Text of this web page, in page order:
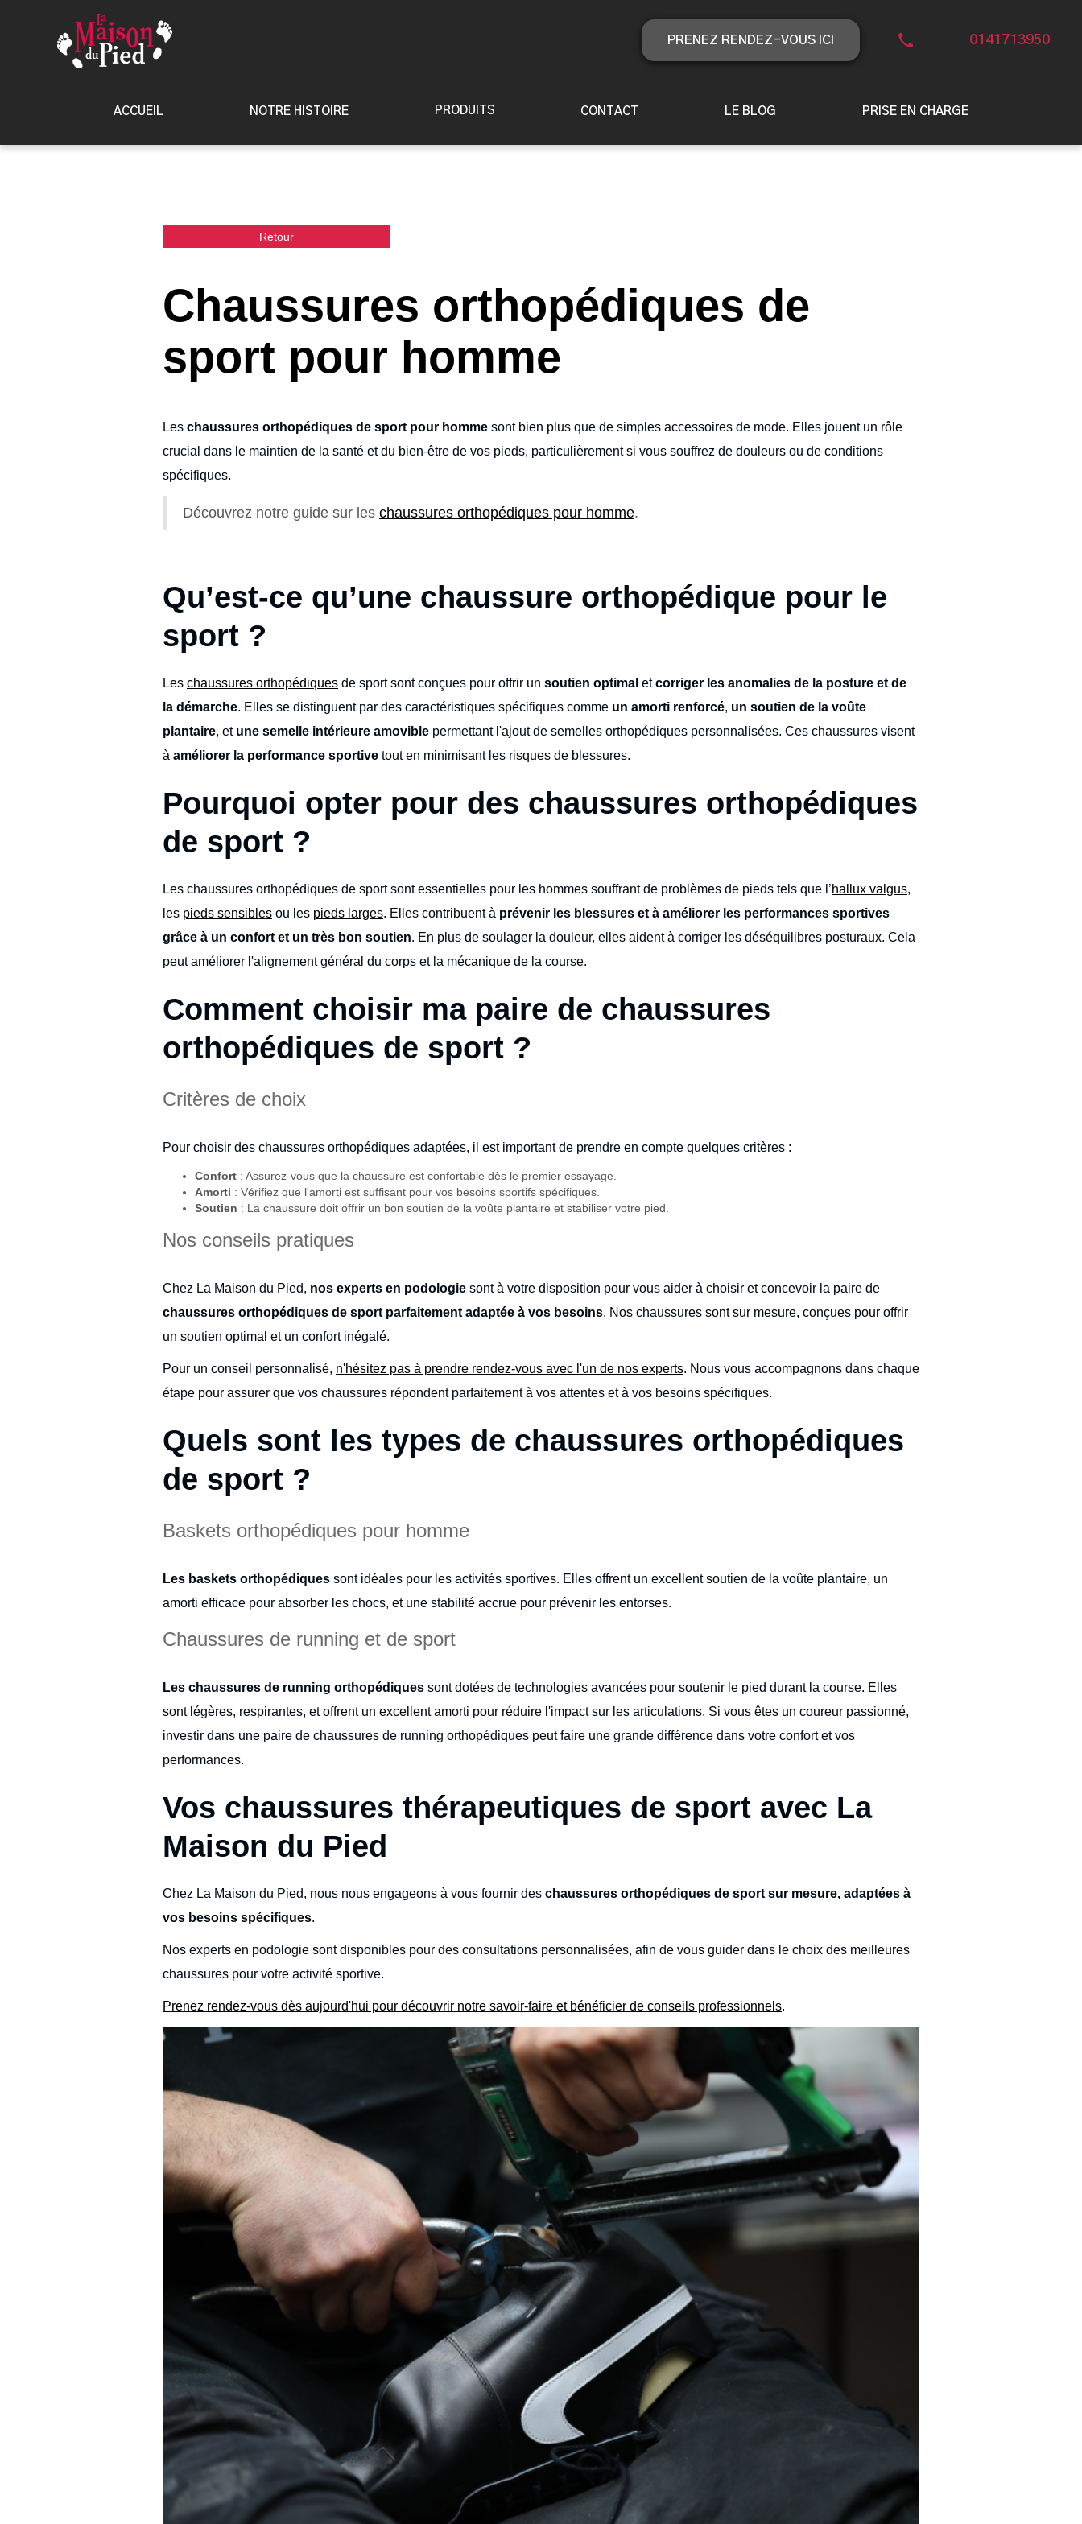
PRENEZ RENDEZ-VOUS ICI 0141713950
ACCUEIL NOTRE HISTOIRE PRODUITS CONTACT LE BLOG PRISE EN CHARGE
Retour
Chaussures orthopédiques de
sport pour homme
Les chaussures orthopédiques de sport pour homme sont bien plus que de simples accessoires de mode. Elles jouent un rôle
crucial dans le maintien de la santé et du bien-être de vos pieds, particulièrement si vous souffrez de douleurs ou de conditions
spécifiques.
Découvrez notre guide sur les chaussures orthopédiques pour homme.
Qu’est-ce qu’une chaussure orthopédique pour le
sport ?
Les chaussures orthopédiques de sport sont conçues pour offrir un soutien optimal etcorriger les anomalies de la posture et de
la démarche. Elles se distinguent par des caractéristiques spécifiques comme un amorti renforcé, un soutien de la voûte
plantaire, et une semelle intérieure amovible permettant l'ajout de semelles orthopédiques personnalisées. Ces chaussures visent
à améliorer la performance sportive tout en minimisant les risques de blessures.
Pourquoi opter pour des chaussures orthopédiques
de sport ?
Les chaussures orthopédiques de sport sont essentielles pour les hommes souffrant de problèmes de pieds tels que l’hallux valgus,
les pieds sensibles ou les pieds larges. Elles contribuent à prévenir les blessures et à améliorer les performances sportives
grâce à un confort et un très bon soutien. En plus de soulager la douleur, elles aident à corriger les déséquilibres posturaux. Cela
peut améliorer l'alignement général du corps et la mécanique de la course.
Comment choisir ma paire de chaussures
orthopédiques de sport ?
Critères de choix
Pour choisir des chaussures orthopédiques adaptées, il est important de prendre en compte quelques critères :
Confort : Assurez-vous que la chaussure est confortable dès le premier essayage.
Amorti : Vérifiez que l'amorti est suffisant pour vos besoins sportifs spécifiques.
Soutien : La chaussure doit offrir un bon soutien de la voûte plantaire et stabiliser votre pied.
Nos conseils pratiques
Chez La Maison du Pied, nos experts en podologie sont à votre disposition pour vous aider à choisir et concevoir la paire de
chaussures orthopédiques de sport parfaitement adaptée à vos besoins. Nos chaussures sont sur mesure, conçues pour offrir
un soutien optimal et un confort inégalé.
Pour un conseil personnalisé, n'hésitez pas à prendre rendez-vous avec l'un de nos experts. Nous vous accompagnons dans chaque
étape pour assurer que vos chaussures répondent parfaitement à vos attentes et à vos besoins spécifiques.
Quels sont les types de chaussures orthopédiques
de sport ?
Baskets orthopédiques pour homme
Les baskets orthopédiques sont idéales pour les activités sportives. Elles offrent un excellent soutien de la voûte plantaire, un
amorti efficace pour absorber les chocs, et une stabilité accrue pour prévenir les entorses.
Chaussures de running et de sport
Les chaussures de running orthopédiques sont dotées de technologies avancées pour soutenir le pied durant la course. Elles
sont légères, respirantes, et offrent un excellent amorti pour réduire l'impact sur les articulations. Si vous êtes un coureur passionné,
investir dans une paire de chaussures de running orthopédiques peut faire une grande différence dans votre confort et vos
performances.
Vos chaussures thérapeutiques de sport avec La
Maison du Pied
Chez La Maison du Pied, nous nous engageons à vous fournir des chaussures orthopédiques de sport sur mesure, adaptées à
vos besoins spécifiques.
Nos experts en podologie sont disponibles pour des consultations personnalisées, afin de vous guider dans le choix des meilleures
chaussures pour votre activité sportive.
Prenez rendez-vous dès aujourd'hui pour découvrir notre savoir-faire et bénéficier de conseils professionnels.